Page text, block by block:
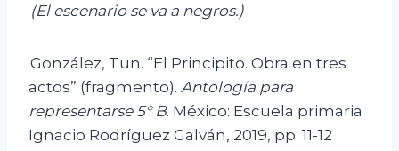
(El escenario se va a negros.)
González, Tun. “El Principito. Obra en tres
actos” (fragmento). Antología para
representarse 5° B. México: Escuela primaria
Ignacio Rodríguez Galván, 2019, pp. 11-12